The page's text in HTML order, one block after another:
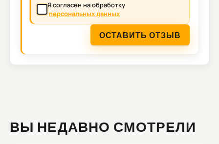
Я согласен на обработку
персональных данных
ОСТАВИТЬ ОТЗЫВ
ВЫ НЕДАВНО СМОТРЕЛИ